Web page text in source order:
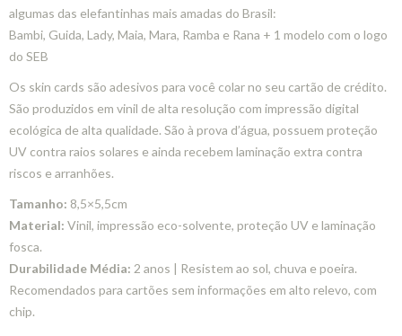
algumas das elefantinhas mais amadas do Brasil:
Bambi, Guida, Lady, Maia, Mara, Ramba e Rana + 1 modelo com o logo
do SEB
Os skin cards são adesivos para você colar no seu cartão de crédito.
São produzidos em vinil de alta resolução com impressão digital
ecológica de alta qualidade. São à prova d’água, possuem proteção
UV contra raios solares e ainda recebem laminação extra contra
riscos e arranhões.
Tamanho: 8,5×5,5cm
Material: Vinil, impressão eco-solvente, proteção UV e laminação
fosca.
Durabilidade Média: 2 anos | Resistem ao sol, chuva e poeira.
Recomendados para cartões sem informações em alto relevo, com
chip.